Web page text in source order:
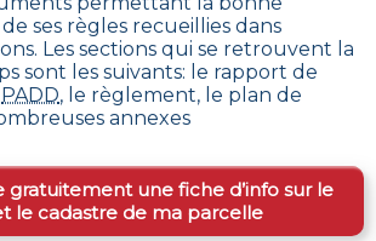
ses règles recueillies dans
Les sections qui se retrouvent la
sont les suivants: le rapport de
PADD, le règlement, le plan de
annexes
gratuitement une fiche d’info sur le
le cadastre de ma parcelle